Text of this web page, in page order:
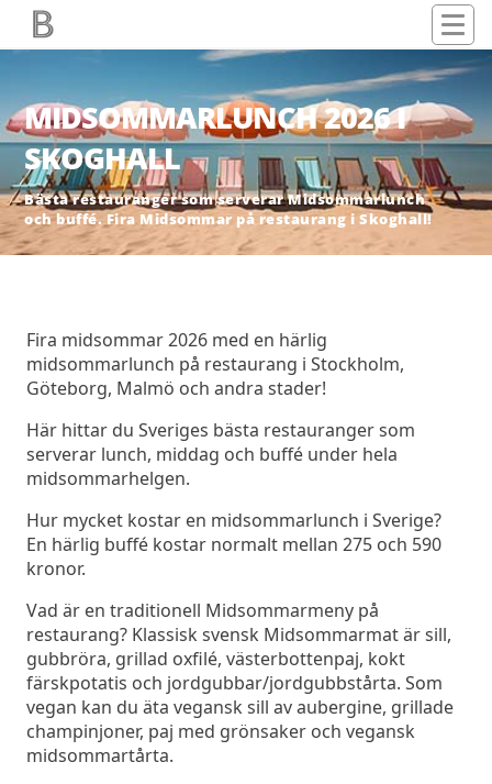
MIDSOMMARLUNCH 2026 I
SKOGHALL
Bästa restauranger som serverar Midsommarlunch
och buffé. Fira Midsommar på restaurang i Skoghall!
Fira midsommar 2026 med en härlig
midsommarlunch på restaurang i Stockholm,
Göteborg, Malmö och andra stader!
Här hittar du Sveriges bästa restauranger som
serverar lunch, middag och buffé under hela
midsommarhelgen.
Hur mycket kostar en midsommarlunch i Sverige?
En härlig buffé kostar normalt mellan 275 och 590
kronor.
Vad är en traditionell Midsommarmeny på
restaurang? Klassisk svensk Midsommarmat är sill,
gubbröra, grillad oxfilé, västerbottenpaj, kokt
färskpotatis och jordgubbar/jordgubbstårta. Som
vegan kan du äta vegansk sill av aubergine, grillade
champinjoner, paj med grönsaker och vegansk
midsommartårta.